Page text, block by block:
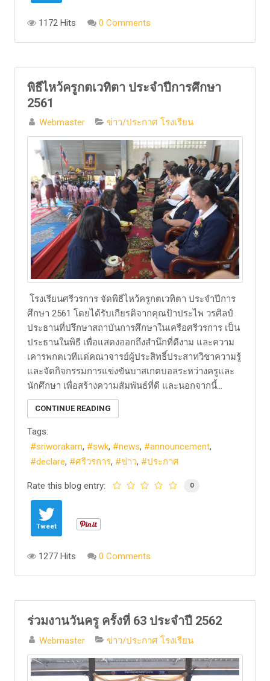
1172 Hits 0 Comments
พิธีไหว้ครูกตเวทิตา ประจำปีการศึกษา
2561
Webmaster ข่าว/ประกาศ โรงเรียน
โรงเรียนศรีวรการ จัดพิธีไหว้ครูกตเวทิตา ประจำปีการ
ศึกษา 2561 โดยได้รับเกียรติจากคุณป้าประไพ วรศิลป์
ประธานที่ปรึกษาสถาบันการศึกษาในเครือศรีวรการ เป็น
ประธานในพิธี เพื่อแสดงออกถึงสำนึกที่ดีงาม และความ
เคารพกตเวทีแด่คณาจารย์ผู้ประสิทธิ์ประสาทวิชาความรู้
และจัดกิจกรรมการแข่งขันบาสเกตบอลระหว่างครูและ
นักศึกษา เพื่อสร้างความสัมพันธ์ที่ดี และนอกจากนี้...
CONTINUE READING
Tags:
sriworakarn
swk news
announcement
declare
ศรีวรการ ข่าว ประกาศ
Rate this blog entry: 0
Tweet
1277 Hits 0 Comments
ร่วมงานวันครู ครั้งที่ 63 ประจำปี 2562
Webmaster ข่าว/ประกาศ โรงเรียน